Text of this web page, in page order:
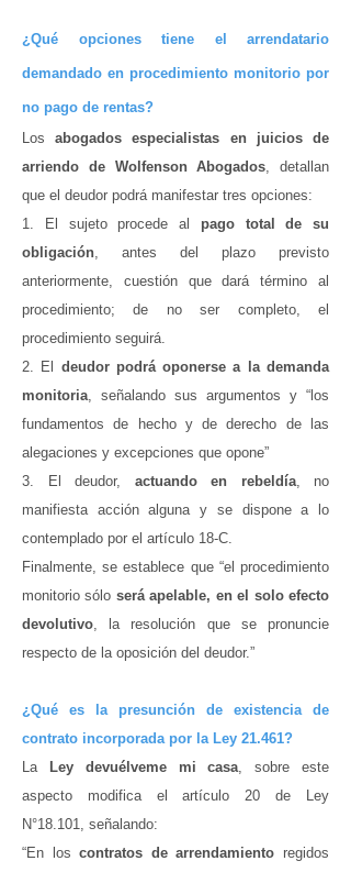
¿Qué opciones tiene el arrendatario
demandado en procedimiento monitorio por
no pago de rentas?
Losabogados especialistas en juicios de
arriendo de Wolfenson Abogados, detallan
que el deudor podrá manifestar tres opciones:
1. El sujeto procede al pago total de su
obligación, antes del plazo previsto
anteriormente, cuestión que dará término al
procedimiento; de no ser completo, el
procedimiento seguirá.
2. El deudor podrá oponerse a la demanda
monitoria, señalando sus argumentos y “los
fundamentos de hecho y de derecho de las
alegaciones y excepciones que opone”
3. El deudor, actuando en rebeldía, no
manifiesta acción alguna y se dispone a lo
contemplado por el artículo 18-C.
Finalmente, se establece que “el procedimiento
monitorio sólo será apelable, en el solo efecto
devolutivo, la resolución que se pronuncie
respecto de la oposición del deudor.”
¿Qué es la presunción de existencia de
contrato incorporada por la Ley 21.461?
LaLey devuélveme mi casa, sobre este
aspecto modifica el artículo 20 de Ley
N°18.101, señalando:
“En loscontratos de arrendamiento regidos